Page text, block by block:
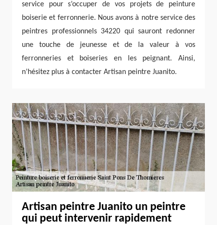
service pour s’occuper de vos projets de peinture
boiserie et ferronnerie. Nous avons à notre service des
peintres professionnels 34220 qui sauront redonner
une touche de jeunesse et de la valeur à vos
ferronneries et boiseries en les peignant. Ainsi,
n’hésitez plus à contacter Artisan peintre Juanito.
Artisan peintre Juanito un peintre
qui peut intervenir rapidement